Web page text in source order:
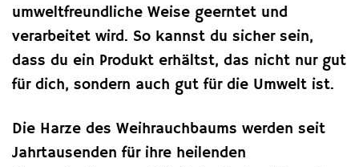
umweltfreundliche Weise geerntet und
verarbeitet wird. So kannst du sicher sein,
dass du ein Produkt erhältst, das nicht nur gut
für dich, sondern auch gut für die Umwelt ist.
Die Harze des Weihrauchbaums werden seit
Jahrtausenden für ihre heilenden